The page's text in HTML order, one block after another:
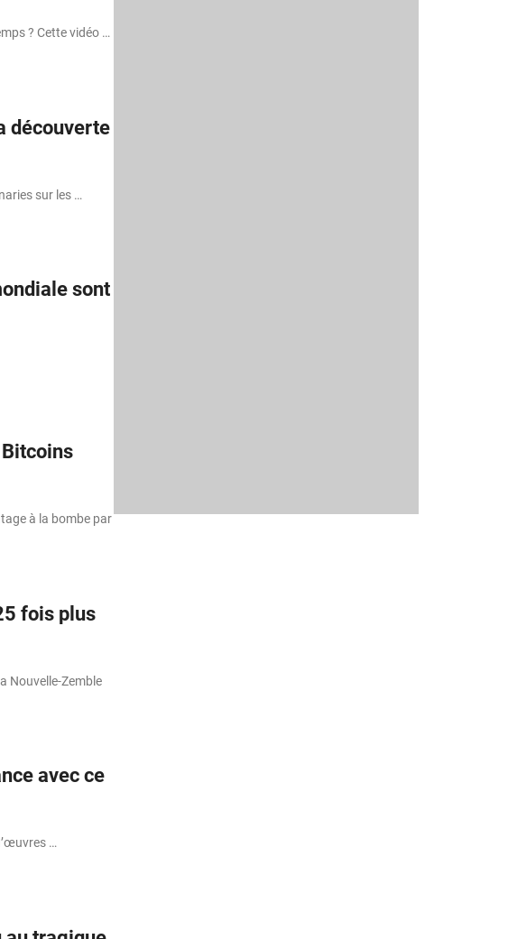
? Cette vidéo …
découverte
sur les …
sont
à la bombe par
fois plus
Nouvelle-Zemble
avec ce
…